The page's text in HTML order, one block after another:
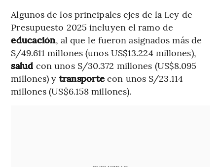
Algunos de los principales ejes de la Ley de
Presupuesto 2025 incluyen el ramo de
educación, al que le fueron asignados más de
S/49.611 millones (unos US$13.224 millones),
salud con unos S/30.372 millones (US$8.095
millones) y transportecon unos S/23.114
millones (US$6.158 millones).